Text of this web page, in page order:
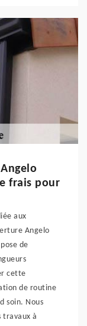
frais pour
aux
Angelo
de
cette
de routine
soin. Nous
travaux à